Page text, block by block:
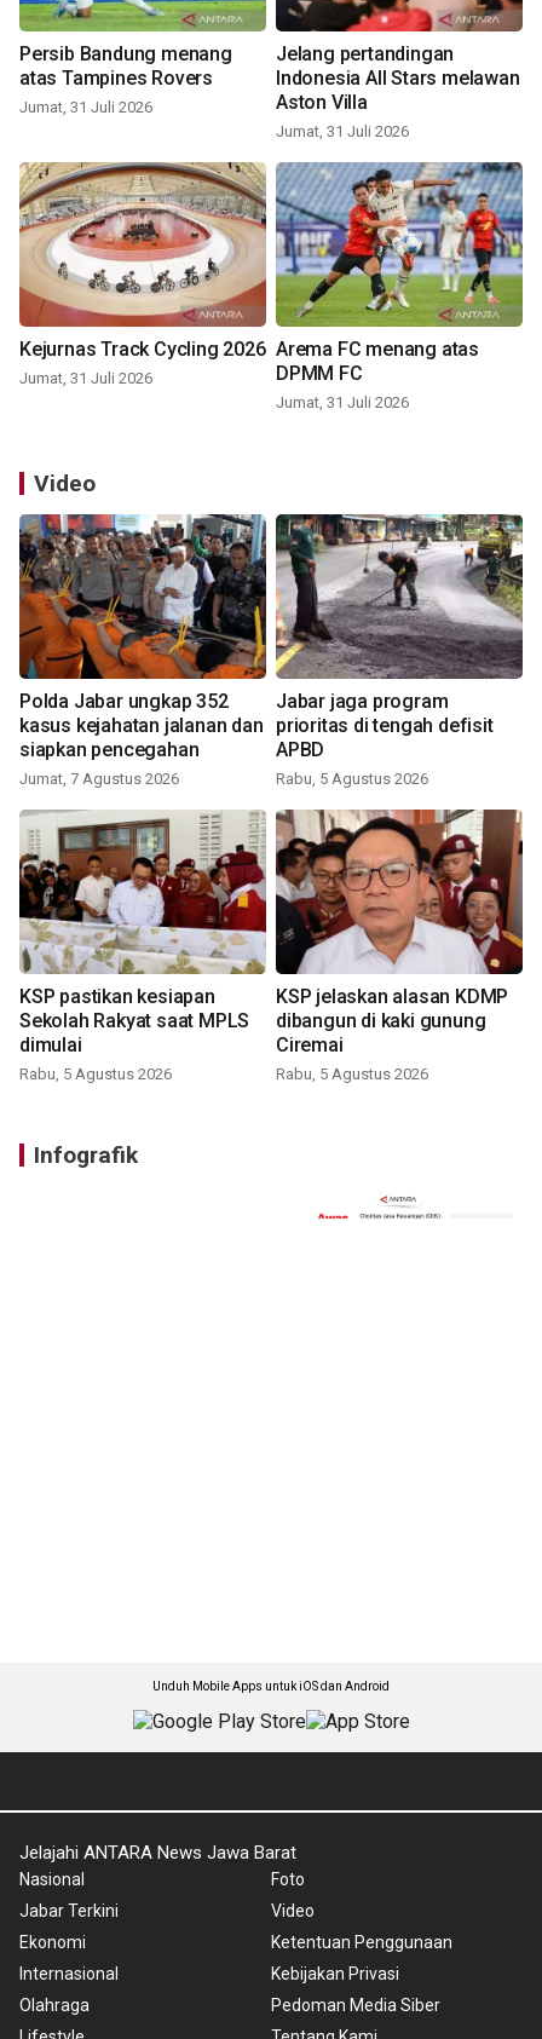
Persib Bandung menang
atas Tampines Rovers
Jumat, 31 Juli 2026
Jelang pertandingan
Indonesia All Stars melawan
Aston Villa
Jumat, 31 Juli 2026
Kejurnas Track Cycling 2026
Jumat, 31 Juli 2026
Arema FC menang atas
DPMM FC
Jumat, 31 Juli 2026
Video
Polda Jabar ungkap 352
kasus kejahatan jalanan dan
siapkan pencegahan
Jumat, 7 Agustus 2026
Jabar jaga program
prioritas di tengah defisit
APBD
Rabu, 5 Agustus 2026
KSP pastikan kesiapan
Sekolah Rakyat saat MPLS
dimulai
Rabu, 5 Agustus 2026
KSP jelaskan alasan KDMP
dibangun di kaki gunung
Ciremai
Rabu, 5 Agustus 2026
Infografik
Unduh Mobile Apps untuk iOS dan Android
Jelajahi ANTARA News Jawa Barat
Nasional
Jabar Terkini
Ekonomi
Internasional
Olahraga
Foto
Video
Ketentuan Penggunaan
Kebijakan Privasi
Pedoman Media Siber